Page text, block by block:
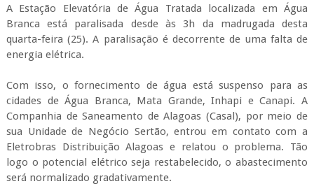
A Estação Elevatória de Água Tratada localizada em Água
Branca está paralisada desde às 3h da madrugada desta
quarta-feira (25). A paralisação é decorrente de uma falta de
energia elétrica.
Com isso, o fornecimento de água está suspenso para as
cidades de Água Branca, Mata Grande, Inhapi e Canapi. A
Companhia de Saneamento de Alagoas (Casal), por meio de
sua Unidade de Negócio Sertão, entrou em contato com a
Eletrobras Distribuição Alagoas e relatou o problema. Tão
logo o potencial elétrico seja restabelecido, o abastecimento
será normalizado gradativamente.